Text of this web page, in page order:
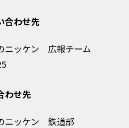
合わせ先
ニッケン 広報チーム
わせ先
ニッケン 鉄道部